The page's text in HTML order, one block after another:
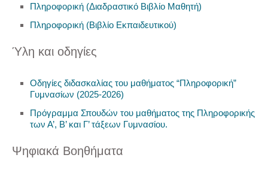
Πληροφορική (Διαδραστικό Βιβλίο Μαθητή)
Πληροφορική (Βιβλίο Εκπαιδευτικού)
Ύλη και οδηγίες
Οδηγίες διδασκαλίας του μαθήματος “Πληροφορική”
Γυμνασίων (2025-2026)
Πρόγραμμα Σπουδών του μαθήματος της Πληροφορικής
των Α’, Β’ και Γ’ τάξεων Γυμνασίου.
Ψηφιακά Βοηθήματα